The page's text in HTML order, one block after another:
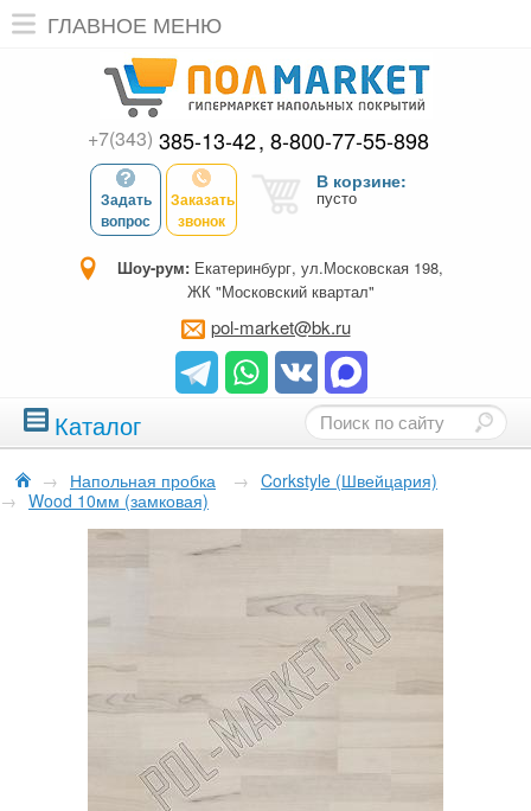
ГЛАВНОЕ МЕНЮ
+7(343) 385-13-42 8-800-77-55-898
Задать
вопрос
Заказать
звонок
В корзине:
пусто
Шоу-рум: Екатеринбург, ул.Московская 198,
ЖК "Московский квартал"
pol-market@bk.ru
Каталог
→ Напольная пробка → Corkstyle (Швейцария)
→ Wood 10мм (замковая)